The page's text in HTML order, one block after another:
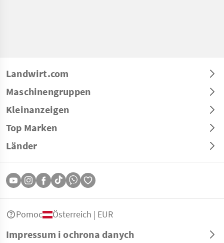
Landwirt.com
Maschinengruppen
Kleinanzeigen
Top Marken
Länder
Impressum i ochrona danych
Pomoc Österreich | EUR